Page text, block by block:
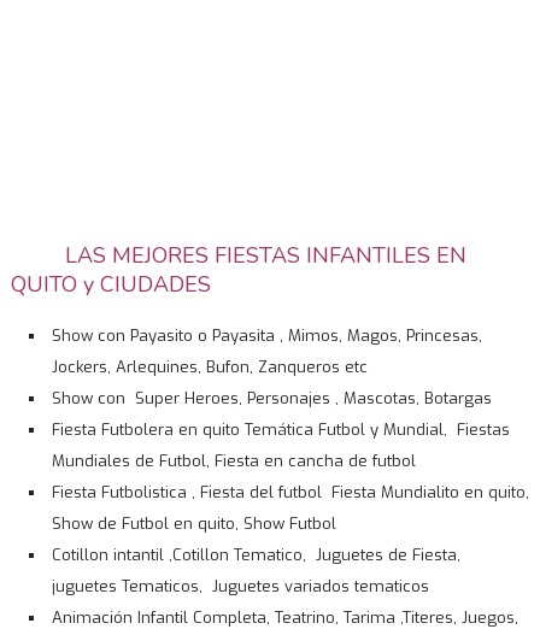
LAS MEJORES FIESTAS INFANTILES EN
QUITO y CIUDADES
Show con Payasito o Payasita , Mimos, Magos, Princesas,
Jockers, Arlequines, Bufon, Zanqueros etc
Show con Super Heroes, Personajes , Mascotas, Botargas
Fiesta Futbolera en quito Temática Futbol y Mundial, Fiestas
Mundiales de Futbol, Fiesta en cancha de futbol
Fiesta Futbolistica , Fiesta del futbol Fiesta Mundialito en quito,
Show de Futbol en quito, Show Futbol
Cotillon intantil ,Cotillon Tematico, Juguetes de Fiesta,
juguetes Tematicos, Juguetes variados tematicos
Animación Infantil Completa, Teatrino, Tarima ,Titeres, Juegos,